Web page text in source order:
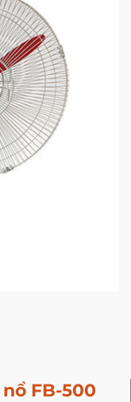
FB-500